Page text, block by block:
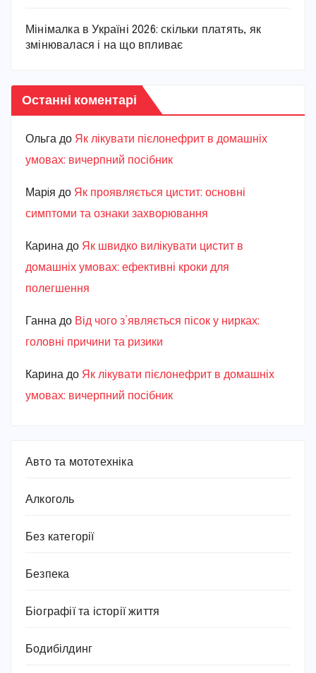
Мінімалка в Україні 2026: скільки платять, як
змінювалася і на що впливає
Останні коментарі
Ольга до Як лікувати пієлонефрит в домашніх
умовах: вичерпний посібник
Марiя до Як проявляється цистит: основні
симптоми та ознаки захворювання
Карина до Як швидко вилікувати цистит в
домашніх умовах: ефективні кроки для
полегшення
Ганна до Від чого з’являється пісок у нирках:
головні причини та ризики
Карина до Як лікувати пієлонефрит в домашніх
умовах: вичерпний посібник
Авто та мототехніка
Алкоголь
Без категорії
Безпека
Біографії та історії життя
Бодибілдинг